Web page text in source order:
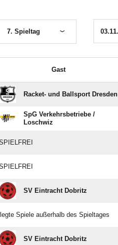
7. Spieltag
Gast
Racket- und Ballsport Dresden
SpG Verkehrsbetriebe /​
Loschwiz
SV Eintracht Dobritz
Spiele außerhalb des Spieltages
SV Eintracht Dobritz